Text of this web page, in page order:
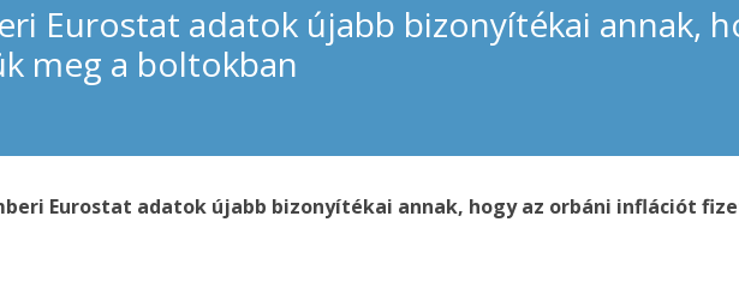
Eurostat adatok újabb bizonyítékai annak,
meg a boltokban
Eurostat adatok újabb bizonyítékai annak, hogy az orbáni inflációt